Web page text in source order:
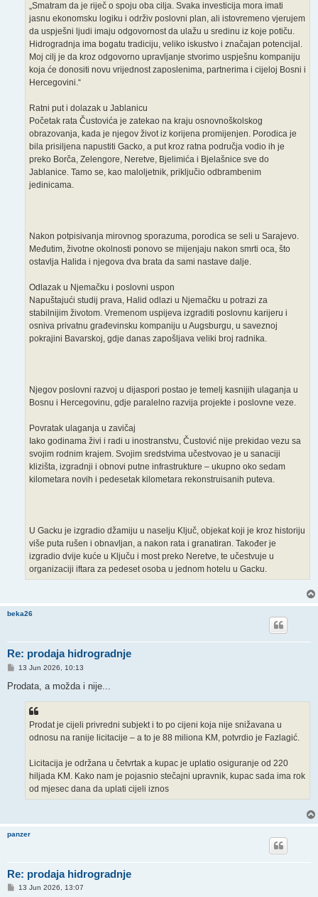
„Smatram da je riječ o spoju oba cilja. Svaka investicija mora imati
jasnu ekonomsku logiku i održiv poslovni plan, ali istovremeno vjerujem
da uspješni ljudi imaju odgovornost da ulažu u sredinu iz koje potiču.
Hidrogradnja ima bogatu tradiciju, veliko iskustvo i značajan potencijal.
Moj cilj je da kroz odgovorno upravljanje stvorimo uspješnu kompaniju
koja će donositi novu vrijednost zaposlenima, partnerima i cijeloj Bosni i
Hercegovini.“
Ratni put i dolazak u Jablanicu
Početak rata Čustovića je zatekao na kraju osnovnoškolskog
obrazovanja, kada je njegov život iz korijena promijenjen. Porodica je
bila prisiljena napustiti Gacko, a put kroz ratna područja vodio ih je
preko Borča, Zelengore, Neretve, Bjelimića i Bjelašnice sve do
Jablanice. Tamo se, kao maloljetnik, priključio odbrambenim
jedinicama.
Nakon potpisivanja mirovnog sporazuma, porodica se seli u Sarajevo.
Međutim, životne okolnosti ponovo se mijenjaju nakon smrti oca, što
ostavlja Halida i njegova dva brata da sami nastave dalje.
Odlazak u Njemačku i poslovni uspon
Napuštajući studij prava, Halid odlazi u Njemačku u potrazi za
stabilnijim životom. Vremenom uspijeva izgraditi poslovnu karijeru i
osniva privatnu građevinsku kompaniju u Augsburgu, u saveznoj
pokrajini Bavarskoj, gdje danas zapošljava veliki broj radnika.
Njegov poslovni razvoj u dijaspori postao je temelj kasnijih ulaganja u
Bosnu i Hercegovinu, gdje paralelno razvija projekte i poslovne veze.
Povratak ulaganja u zavičaj
Iako godinama živi i radi u inostranstvu, Čustović nije prekidao vezu sa
svojim rodnim krajem. Svojim sredstvima učestvovao je u sanaciji
klizišta, izgradnji i obnovi putne infrastrukture – ukupno oko sedam
kilometara novih i pedesetak kilometara rekonstruisanih puteva.
U Gacku je izgradio džamiju u naselju Ključ, objekat koji je kroz historiju
više puta rušen i obnavljan, a nakon rata i granatiran. Također je
izgradio dvije kuće u Ključu i most preko Neretve, te učestvuje u
organizaciji iftara za pedeset osoba u jednom hotelu u Gacku.
beka26
Re: prodaja hidrogradnje
P
s
13 Jun 2026, 10:13
Prodata, a možda i nije...
Prodat je cijeli privredni subjekt i to po cijeni koja nije snižavana u
odnosu na ranije licitacije – a to je 88 miliona KM, potvrdio je Fazlagić.
Licitacija je održana u četvrtak a kupac je uplatio osiguranje od 220
hiljada KM. Kako nam je pojasnio stečajni upravnik, kupac sada ima rok
od mjesec dana da uplati cijeli iznos
panzer
Re: prodaja hidrogradnje
P13 Jun 2026, 13:07